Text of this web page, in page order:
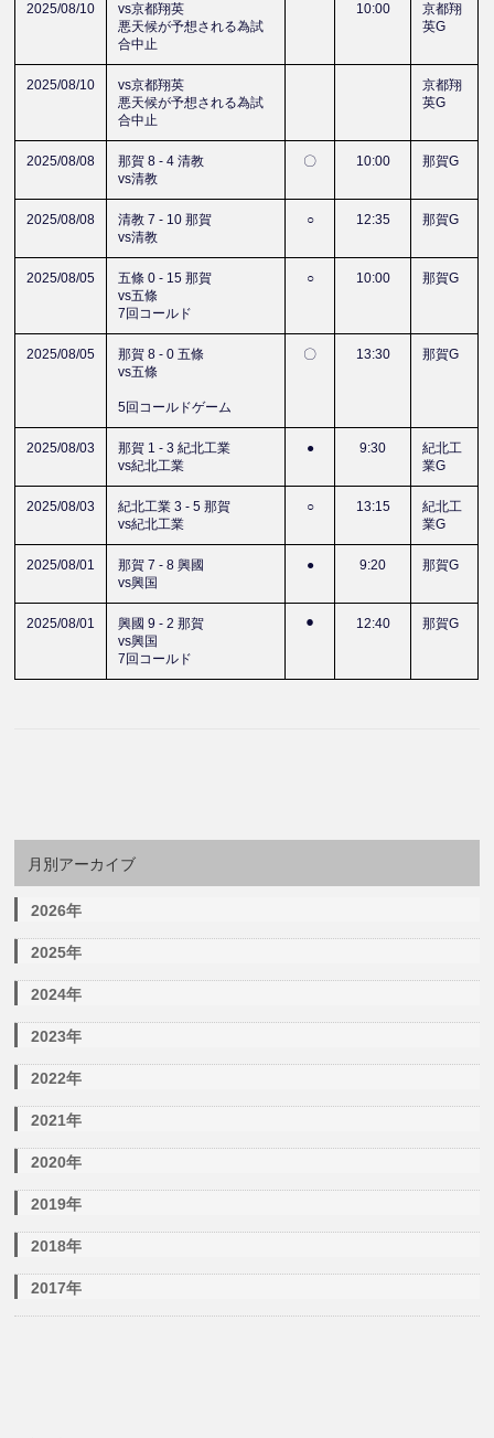
2025/08/10
vs京都翔英
悪天候が予想される為試
合中止
10:00
京都翔
英G
2025/08/10
vs京都翔英
悪天候が予想される為試
合中止
京都翔
英G
2025/08/08
那賀 8 - 4 清教
vs清教
〇 10:00 那賀G
2025/08/08
清教 7 - 10 那賀
vs清教
○ 12:35 那賀G
2025/08/05
五條 0 - 15 那賀
vs五條
7回コールド
○ 10:00 那賀G
2025/08/05
那賀 8 - 0 五條
vs五條
5回コールドゲーム
〇 13:30 那賀G
2025/08/03
那賀 1 - 3 紀北工業
vs紀北工業
● 9:30
紀北工
業G
2025/08/03
紀北工業 3 - 5 那賀
vs紀北工業
○ 13:15
紀北工
業G
2025/08/01
那賀 7 - 8 興國
vs興国
● 9:20 那賀G
2025/08/01
興國 9 - 2 那賀
vs興国
7回コールド
⚫︎ 12:40 那賀G
月別アーカイブ
2026年
2025年
2024年
2023年
2022年
2021年
2020年
2019年
2018年
2017年